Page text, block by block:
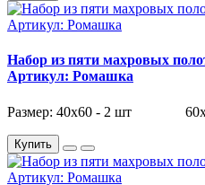
Набор из пяти махровых
Артикул: Ромашка
Размер: 40х60 - 2 шт
Купить